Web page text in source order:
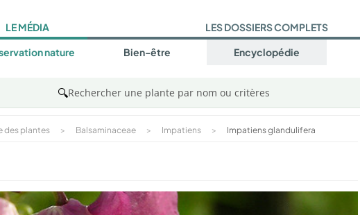
LE MÉDIA
nature
LES DOSSIERS COMPLETS
Bien-être Encyclopédie
🔍Rechercher une plante par nom ou critères
des plantes > Balsaminaceae > Impatiens > Impatiens glandulifera